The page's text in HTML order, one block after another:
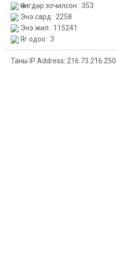
Өчигдөр зочилсон : 353
Энэ сард : 2258
Энэ жил : 115241
Яг одоо : 3
Таны IP Address: 216.73.216.250